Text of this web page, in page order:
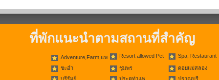
ที่พักแนะนำตามสถานที่สำคัญ
Adventure,Farm,แพ Resort allowed Pet Spa, Restaurant
ชะอำ ชุมพร
ดอยแม่สลอง
บุรีรัมย์
ประตูท่าแพ
ปราณบุรี